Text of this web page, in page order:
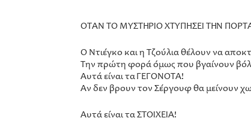
ΟΤΑΝ ΤΟ ΜΥΣΤΗΡΙΟ ΧΤΥΠΗΣΕΙ ΤΗΝ
Ο Ντιέγκο και η Τζούλια θέλουν να
Την πρώτη φορά όμως που βγαίνουν
Αυτά είναι τα ΓΕΓΟΝΟΤΑ!
Αν δεν βρουν τον Σέργουφ θα μείνουν
Αυτά είναι τα ΣΤΟΙΧΕΙΑ!